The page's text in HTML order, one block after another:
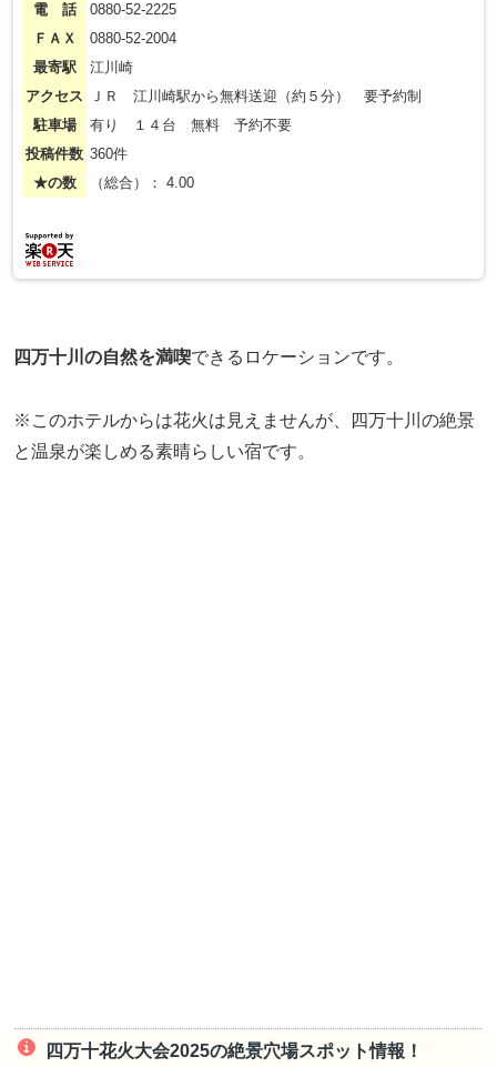
電 話
0880-52-2225
ＦＡＸ
0880-52-2004
最寄駅
江川崎
アクセス
ＪＲ 江川崎駅から無料送迎（約５分） 要予約制
駐車場
有り １４台 無料 予約不要
投稿件数 360件
★の数
（総合）： 4.00
四万十川の自然を満喫できるロケーションです。
※このホテルからは花火は見えませんが、四万十川の絶景
と温泉が楽しめる素晴らしい宿です。
四万十花火大会2025の絶景穴場スポット情報！